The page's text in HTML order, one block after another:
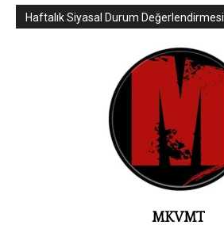
Haftalık Siyasal Durum Değerlendirmesi
MKVMT